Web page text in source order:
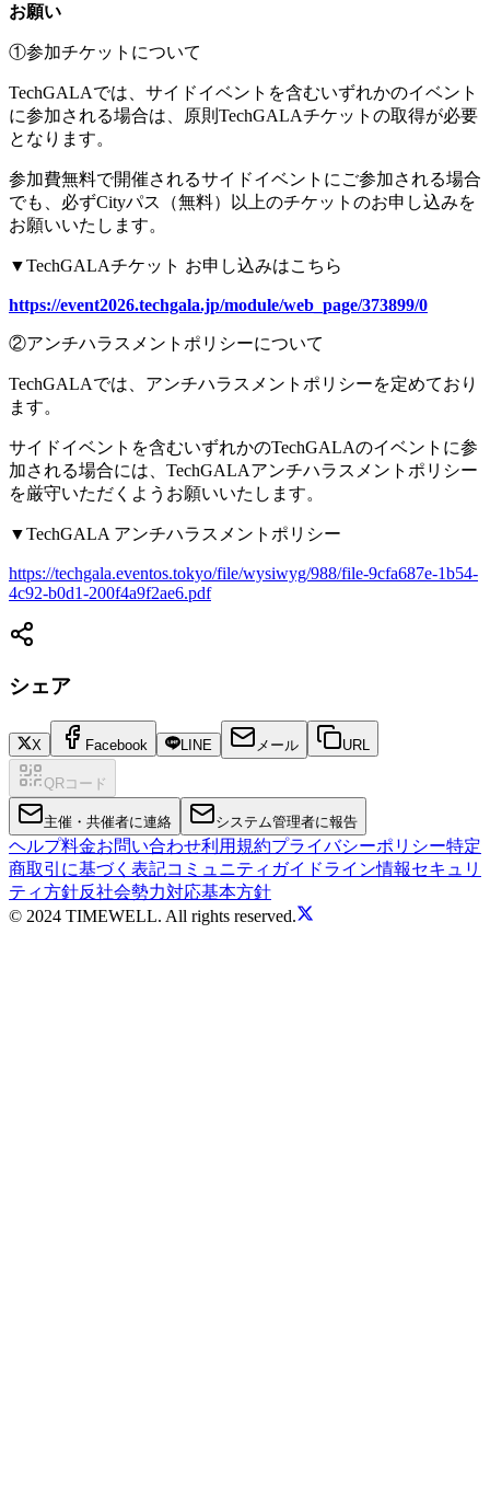
お願い
①参加チケットについて
TechGALAでは、サイドイベントを含むいずれかのイベント
に参加される場合は、原則TechGALAチケットの取得が必要
となります。
参加費無料で開催されるサイドイベントにご参加される場合
でも、必ずCityパス（無料）以上のチケットのお申し込みを
お願いいたします。
▼TechGALAチケット お申し込みはこちら
https://event2026.techgala.jp/module/web_page/373899/0
②アンチハラスメントポリシーについて
TechGALAでは、アンチハラスメントポリシーを定めており
ます。
サイドイベントを含むいずれかのTechGALAのイベントに参
加される場合には、TechGALAアンチハラスメントポリシー
を厳守いただくようお願いいたします。
▼TechGALA アンチハラスメントポリシー
https://techgala.eventos.tokyo/file/wysiwyg/988/file-9cfa687e-1b54-
4c92-b0d1-200f4a9f2ae6.pdf
シェア
X Facebook LINE メール URL
QRコード
主催・共催者に連絡 システム管理者に報告
ヘルプ料金お問い合わせ利用規約プライバシーポリシー特定
商取引に基づく表記コミュニティガイドライン情報セキュリ
ティ方針反社会勢力対応基本方針
© 2024 TIMEWELL. All rights reserved.